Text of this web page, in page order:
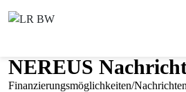
NEREUS
Finanzierungsmöglichkeiten/Nachrichten